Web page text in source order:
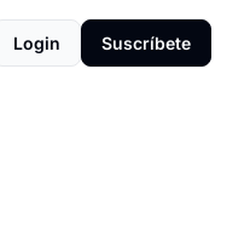
Login Suscríbete